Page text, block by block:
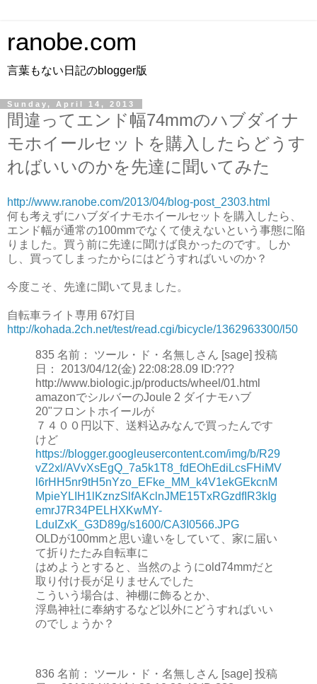
ranobe.com
言葉もない日記のblogger版
Sunday, April 14, 2013
間違ってエンド幅74mmのハブダイナ
モホイールセットを購入したらどうす
ればいいのかを先達に聞いてみた
http://www.ranobe.com/2013/04/blog-post_2303.html
何も考えずにハブダイナモホイールセットを購入したら、
エンド幅が通常の100mmでなくて使えないという事態に陥
りました。買う前に先達に聞けば良かったのです。しか
し、買ってしまったからにはどうすればいいのか？
今度こそ、先達に聞いて見ました。
自転車ライト専用 67灯目
http://kohada.2ch.net/test/read.cgi/bicycle/1362963300/l50
835 名前： ツール・ド・名無しさん [sage] 投稿
日： 2013/04/12(金) 22:08:28.09 ID:???
http://www.biologic.jp/products/wheel/01.html
amazonでシルバーのJoule 2 ダイナモハブ
20"フロントホイールが
７４００円以下、送料込みなんで買ったんです
けど
https://blogger.googleusercontent.com/img/b/R29
vZ2xl/AVvXsEgQ_7a5k1T8_fdEOhEdiLcsFHiMV
l6rHH5nr9tH5nYzo_EFke_MM_k4V1ekGEkcnM
MpieYLIH1lKznzSlfAKclnJME15TxRGzdfIR3kIg
emrJ7R34PELHXKwMY-
LduIZxK_G3D89g/s1600/CA3I0566.JPG
OLDが100mmと思い違いをしていて、家に届い
て折りたたみ自転車に
はめようとすると、当然のようにold74mmだと
取り付け長が足りませんでした
こういう場合は、神棚に飾るとか、
浮島神社に奉納するなど以外にどうすればいい
のでしょうか？
836 名前： ツール・ド・名無しさん [sage] 投稿